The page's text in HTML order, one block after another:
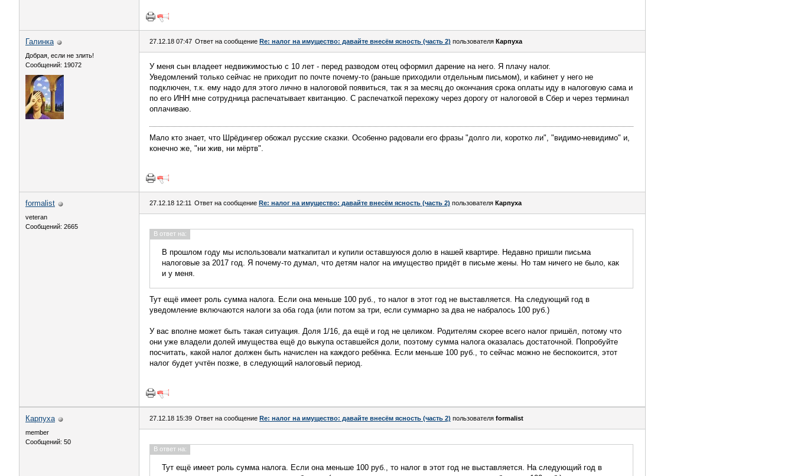
Галинка
Добрая, если не злить!
Сообщений: 19072
27.12.18 07:47 Ответ на сообщение Re: налог на имущество: давайте внесём ясность (часть 2) пользователя Карпуха
У меня сын владеет недвижимостью с 10 лет - перед разводом отец оформил дарение на него. Я плачу налог.
Уведомлений только сейчас не приходит по почте почему-то (раньше приходили отдельным письмом), и кабинет у него не
подключен, т.к. ему надо для этого лично в налоговой появиться, так я за месяц до окончания срока оплаты иду в налоговую сама и
по его ИНН мне сотрудница распечатывает квитанцию. С распечаткой перехожу через дорогу от налоговой в Сбер и через терминал
оплачиваю.
Мало кто знает, что Шрёдингер обожал русские сказки. Особенно радовали его фразы "долго ли, коротко ли", "видимо-невидимо" и,
конечно же, "ни жив, ни мёртв".
formalist
veteran
Сообщений: 2665
27.12.18 12:11 Ответ на сообщение Re: налог на имущество: давайте внесём ясность (часть 2) пользователя Карпуха
В ответ на:
В прошлом году мы использовали маткапитал и купили оставшуюся долю в нашей квартире. Недавно пришли письма
налоговые за 2017 год. Я почему-то думал, что детям налог на имущество придёт в письме жены. Но там ничего не было, как
и у меня.
Тут ещё имеет роль сумма налога. Если она меньше 100 руб., то налог в этот год не выставляется. На следующий год в
уведомление включаются налоги за оба года (или потом за три, если суммарно за два не набралось 100 руб.)
У вас вполне может быть такая ситуация. Доля 1/16, да ещё и год не целиком. Родителям скорее всего налог пришёл, потому что
они уже владели долей имущества ещё до выкупа оставшейся доли, поэтому сумма налога оказалась достаточной. Попробуйте
посчитать, какой налог должен быть начислен на каждого ребёнка. Если меньше 100 руб., то сейчас можно не беспокоится, этот
налог будет учтён позже, в следующий налоговый период.
Карпуха
member
Сообщений: 50
27.12.18 15:39 Ответ на сообщение Re: налог на имущество: давайте внесём ясность (часть 2) пользователя formalist
В ответ на:
Тут ещё имеет роль сумма налога. Если она меньше 100 руб., то налог в этот год не выставляется. На следующий год в